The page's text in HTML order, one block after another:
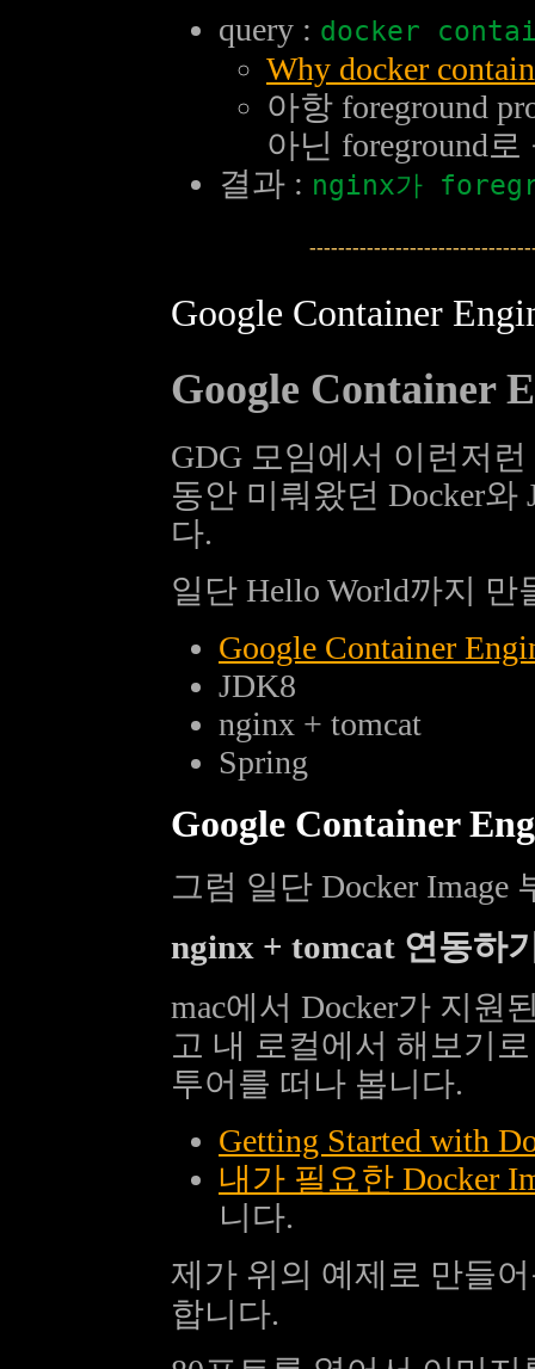
query : docker
Why docker
아항 foreground
아닌 foreground
결과 : nginx가
Google Container
Google Container
GDG 모임에서 이런저
동안 미뤄왔던 Docker
다.
일단 Hello World까지 만
Google Container
JDK8
nginx + tomcat
Spring
Google Container
그럼 일단 Docker Image
nginx + tomcat 연동하
mac에서 Docker가 지원
고 내 로컬에서 해보기
투어를 떠나 봅니다.
Getting Started with
내가 필요한 Docker
니다.
제가 위의 예제로 만들
합니다.